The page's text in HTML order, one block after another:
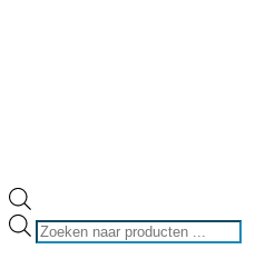
Producten
zoeken